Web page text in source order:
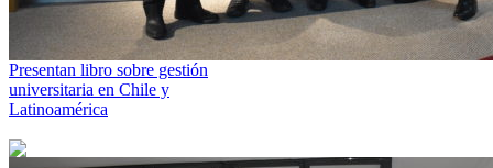
Presentan libro sobre gestión
universitaria en Chile y
Latinoamérica